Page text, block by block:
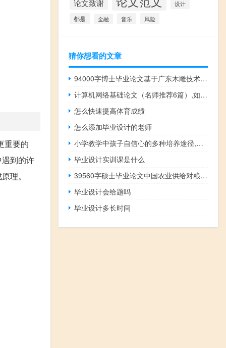
重要的
到的许
理。
论文致谢
设计
都是
金融 音乐 风险
猜你想看的文章
94000字博士毕业论文基于广东木雕技术的建筑与室内装饰研究
计算机网络基础论文（名师推荐6篇）,如何写计算机网络毕业论文大纲？？？
怎么快速提高体育成绩
怎么添加毕业设计的老师
小学教学中孩子自信心的多种培养途径,如何培养学生的自信心
毕业设计实训课是什么
39560字硕士毕业论文中国农业供给对粮食生产的影响
毕业设计会给题吗
毕业设计多长时间